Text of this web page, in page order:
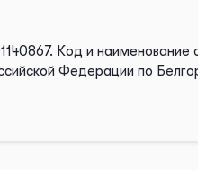
Код и наименование
Федерации по